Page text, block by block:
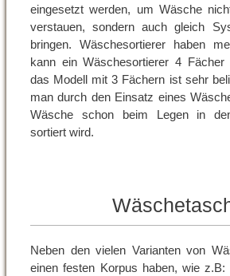
eingesetzt werden, um Wäsche
verstauen, sondern auch gleich
bringen. Wäschesortierer haben
kann ein Wäschesortierer 4 Fächer
das Modell mit 3 Fächern ist sehr
man durch den Einsatz eines
Wäsche schon beim Legen in
sortiert wird.
Neben den vielen Varianten von
einen festen Korpus haben, wie z.B: